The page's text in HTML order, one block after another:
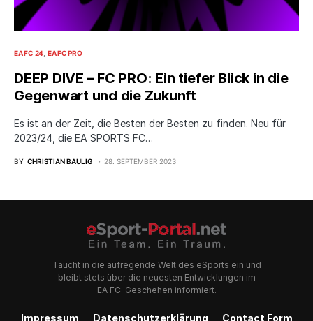
EA FC 24 EA FC PRO
DEEP DIVE – FC PRO: Ein tiefer Blick in die
Gegenwart und die Zukunft
Es ist an der Zeit, die Besten der Besten zu finden. Neu für
2023/24, die EA SPORTS FC…
BY CHRISTIAN BAULIG 28. SEPTEMBER 2023
Taucht in die aufregende Welt des eSports ein und
bleibt stets über die neuesten Entwicklungen im
EA FC-Geschehen informiert.
Impressum Datenschutzerklärung Contact Form